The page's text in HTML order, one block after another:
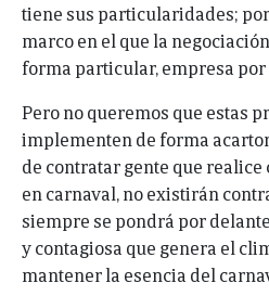
tiene sus particularidades;
marco en el que la
forma particular, empresa por
Pero no queremos que estas
implementen de forma
de contratar gente que
en carnaval, no existirán
siempre se pondrá por
y contagiosa que genera el
mantener la esencia del